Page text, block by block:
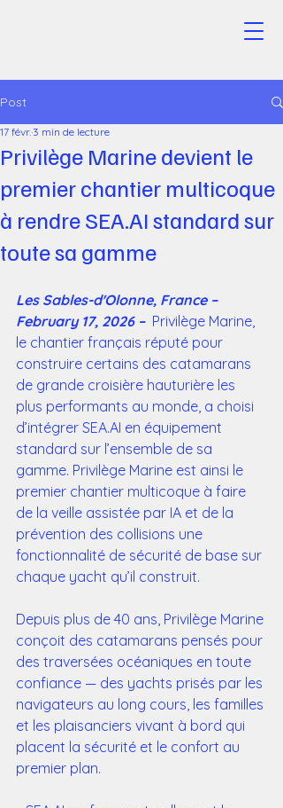
Post
Privilège Marine devient le
premier chantier multicoque
à rendre SEA.AI standard sur
toute sa gamme
17 févr. 3 min de lecture
Les Sables-d'Olonne, France –
February 17, 2026 –
  Privilège Marine,
le chantier français réputé pour
construire certains des catamarans
de grande croisière hauturière les
plus performants au monde, a choisi
d’intégrer SEA.AI en équipement
standard sur l’ensemble de sa
gamme. Privilège Marine est ainsi le
premier chantier multicoque à faire
de la veille assistée par IA et de la
prévention des collisions une
fonctionnalité de sécurité de base sur
chaque yacht qu’il construit.
Depuis plus de 40 ans, Privilège Marine
conçoit des catamarans pensés pour
des traversées océaniques en toute
confiance — des yachts prisés par les
navigateurs au long cours, les familles
et les plaisanciers vivant à bord qui
placent la sécurité et le confort au
premier plan.